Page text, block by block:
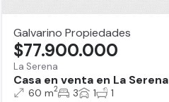
Galvarino Propiedades
La Serena
Casa en venta en La Serena
$77.900.000
60 m2 3 1 1